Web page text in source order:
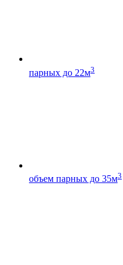
парных до 22м3
объем парных до 35м3